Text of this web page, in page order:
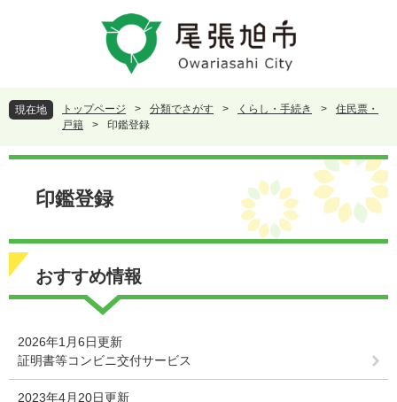
頭
で
。
飛
ば
て
現在地 トップページ > 分類でさがす > くらし・手続き >
住民票・
戸籍
> 印鑑登録
本
印鑑登録
おすすめ情報
2026年1月6日更新
証明書等コンビニ交付サービス
2023年4月20日更新